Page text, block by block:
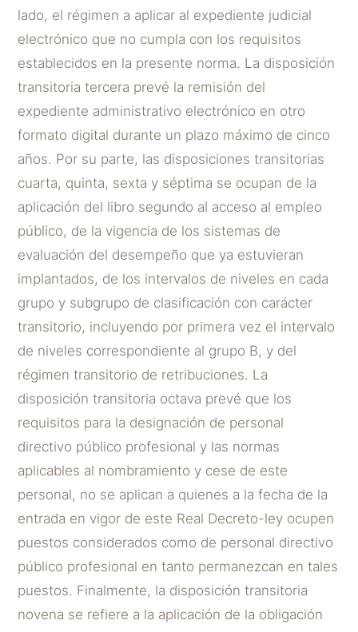
lado, el régimen a aplicar al expediente judicial
electrónico que no cumpla con los requisitos
establecidos en la presente norma. La disposición
transitoria tercera prevé la remisión del
expediente administrativo electrónico en otro
formato digital durante un plazo máximo de cinco
años. Por su parte, las disposiciones transitorias
cuarta, quinta, sexta y séptima se ocupan de la
aplicación del libro segundo al acceso al empleo
público, de la vigencia de los sistemas de
evaluación del desempeño que ya estuvieran
implantados, de los intervalos de niveles en cada
grupo y subgrupo de clasificación con carácter
transitorio, incluyendo por primera vez el intervalo
de niveles correspondiente al grupo B, y del
régimen transitorio de retribuciones. La
disposición transitoria octava prevé que los
requisitos para la designación de personal
directivo público profesional y las normas
aplicables al nombramiento y cese de este
personal, no se aplican a quienes a la fecha de la
entrada en vigor de este Real Decreto-ley ocupen
puestos considerados como de personal directivo
público profesional en tanto permanezcan en tales
puestos. Finalmente, la disposición transitoria
novena se refiere a la aplicación de la obligación